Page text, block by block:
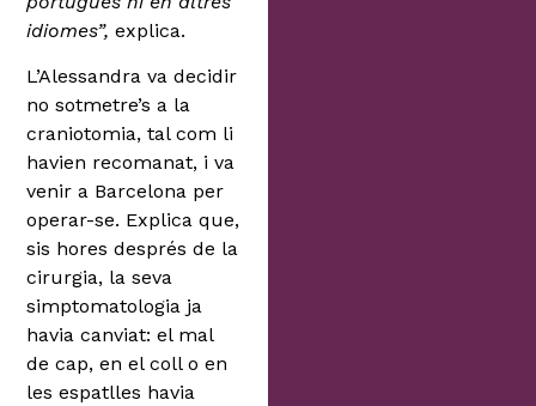
idiomes”,explica.
L’Alessandra va decidir
no sotmetre’s a la
craniotomia, tal com li
havien recomanat, i va
venir a Barcelona per
operar-se. Explica que,
sis hores després de la
cirurgia, la seva
simptomatologia ja
havia canviat: el mal
de cap, en el coll o en
les espatlles havia